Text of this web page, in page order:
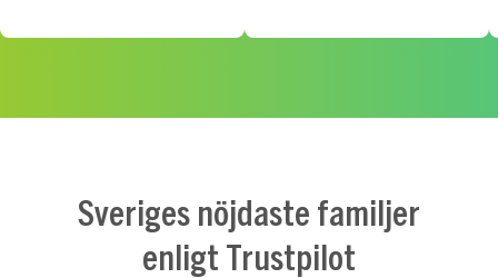
Sveriges nöjdaste familjer
enligt Trustpilot